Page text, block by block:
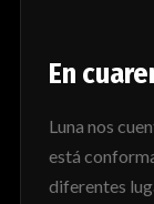
En
Luna nos
está
diferentes